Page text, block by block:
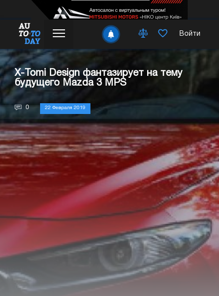
Войти
X-Tomi Design фантазирует на тему
будущего Mazda 3 MPS
0 22 Февраля 2019